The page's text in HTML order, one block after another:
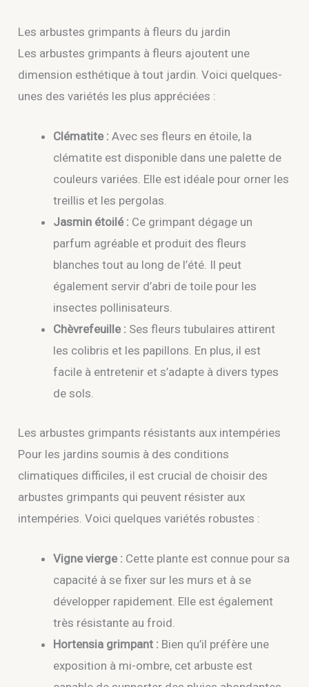
Les arbustes grimpants à fleurs du jardin
Les arbustes grimpants à fleurs ajoutent une
dimension esthétique à tout jardin. Voici quelques-
unes des variétés les plus appréciées :
Clématite : Avec ses fleurs en étoile, la
clématite est disponible dans une palette de
couleurs variées. Elle est idéale pour orner les
treillis et les pergolas.
Jasmin étoilé : Ce grimpant dégage un
parfum agréable et produit des fleurs
blanches tout au long de l’été. Il peut
également servir d’abri de toile pour les
insectes pollinisateurs.
Chèvrefeuille : Ses fleurs tubulaires attirent
les colibris et les papillons. En plus, il est
facile à entretenir et s’adapte à divers types
de sols.
Les arbustes grimpants résistants aux intempéries
Pour les jardins soumis à des conditions
climatiques difficiles, il est crucial de choisir des
arbustes grimpants qui peuvent résister aux
intempéries. Voici quelques variétés robustes :
Vigne vierge : Cette plante est connue pour sa
capacité à se fixer sur les murs et à se
développer rapidement. Elle est également
très résistante au froid.
Hortensia grimpant : Bien qu’il préfère une
exposition à mi-ombre, cet arbuste est